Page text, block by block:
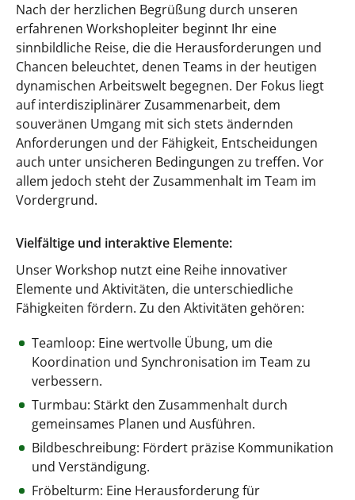
Nach der herzlichen Begrüßung durch unseren
erfahrenen Workshopleiter beginnt Ihr eine
sinnbildliche Reise, die die Herausforderungen und
Chancen beleuchtet, denen Teams in der heutigen
dynamischen Arbeitswelt begegnen. Der Fokus liegt
auf interdisziplinärer Zusammenarbeit, dem
souveränen Umgang mit sich stets ändernden
Anforderungen und der Fähigkeit, Entscheidungen
auch unter unsicheren Bedingungen zu treffen. Vor
allem jedoch steht der Zusammenhalt im Team im
Vordergrund.
Vielfältige und interaktive Elemente:
Unser Workshop nutzt eine Reihe innovativer
Elemente und Aktivitäten, die unterschiedliche
Fähigkeiten fördern. Zu den Aktivitäten gehören:
Teamloop: Eine wertvolle Übung, um die
Koordination und Synchronisation im Team zu
verbessern.
Turmbau: Stärkt den Zusammenhalt durch
gemeinsames Planen und Ausführen.
Bildbeschreibung: Fördert präzise Kommunikation
und Verständigung.
Fröbelturm: Eine Herausforderung für